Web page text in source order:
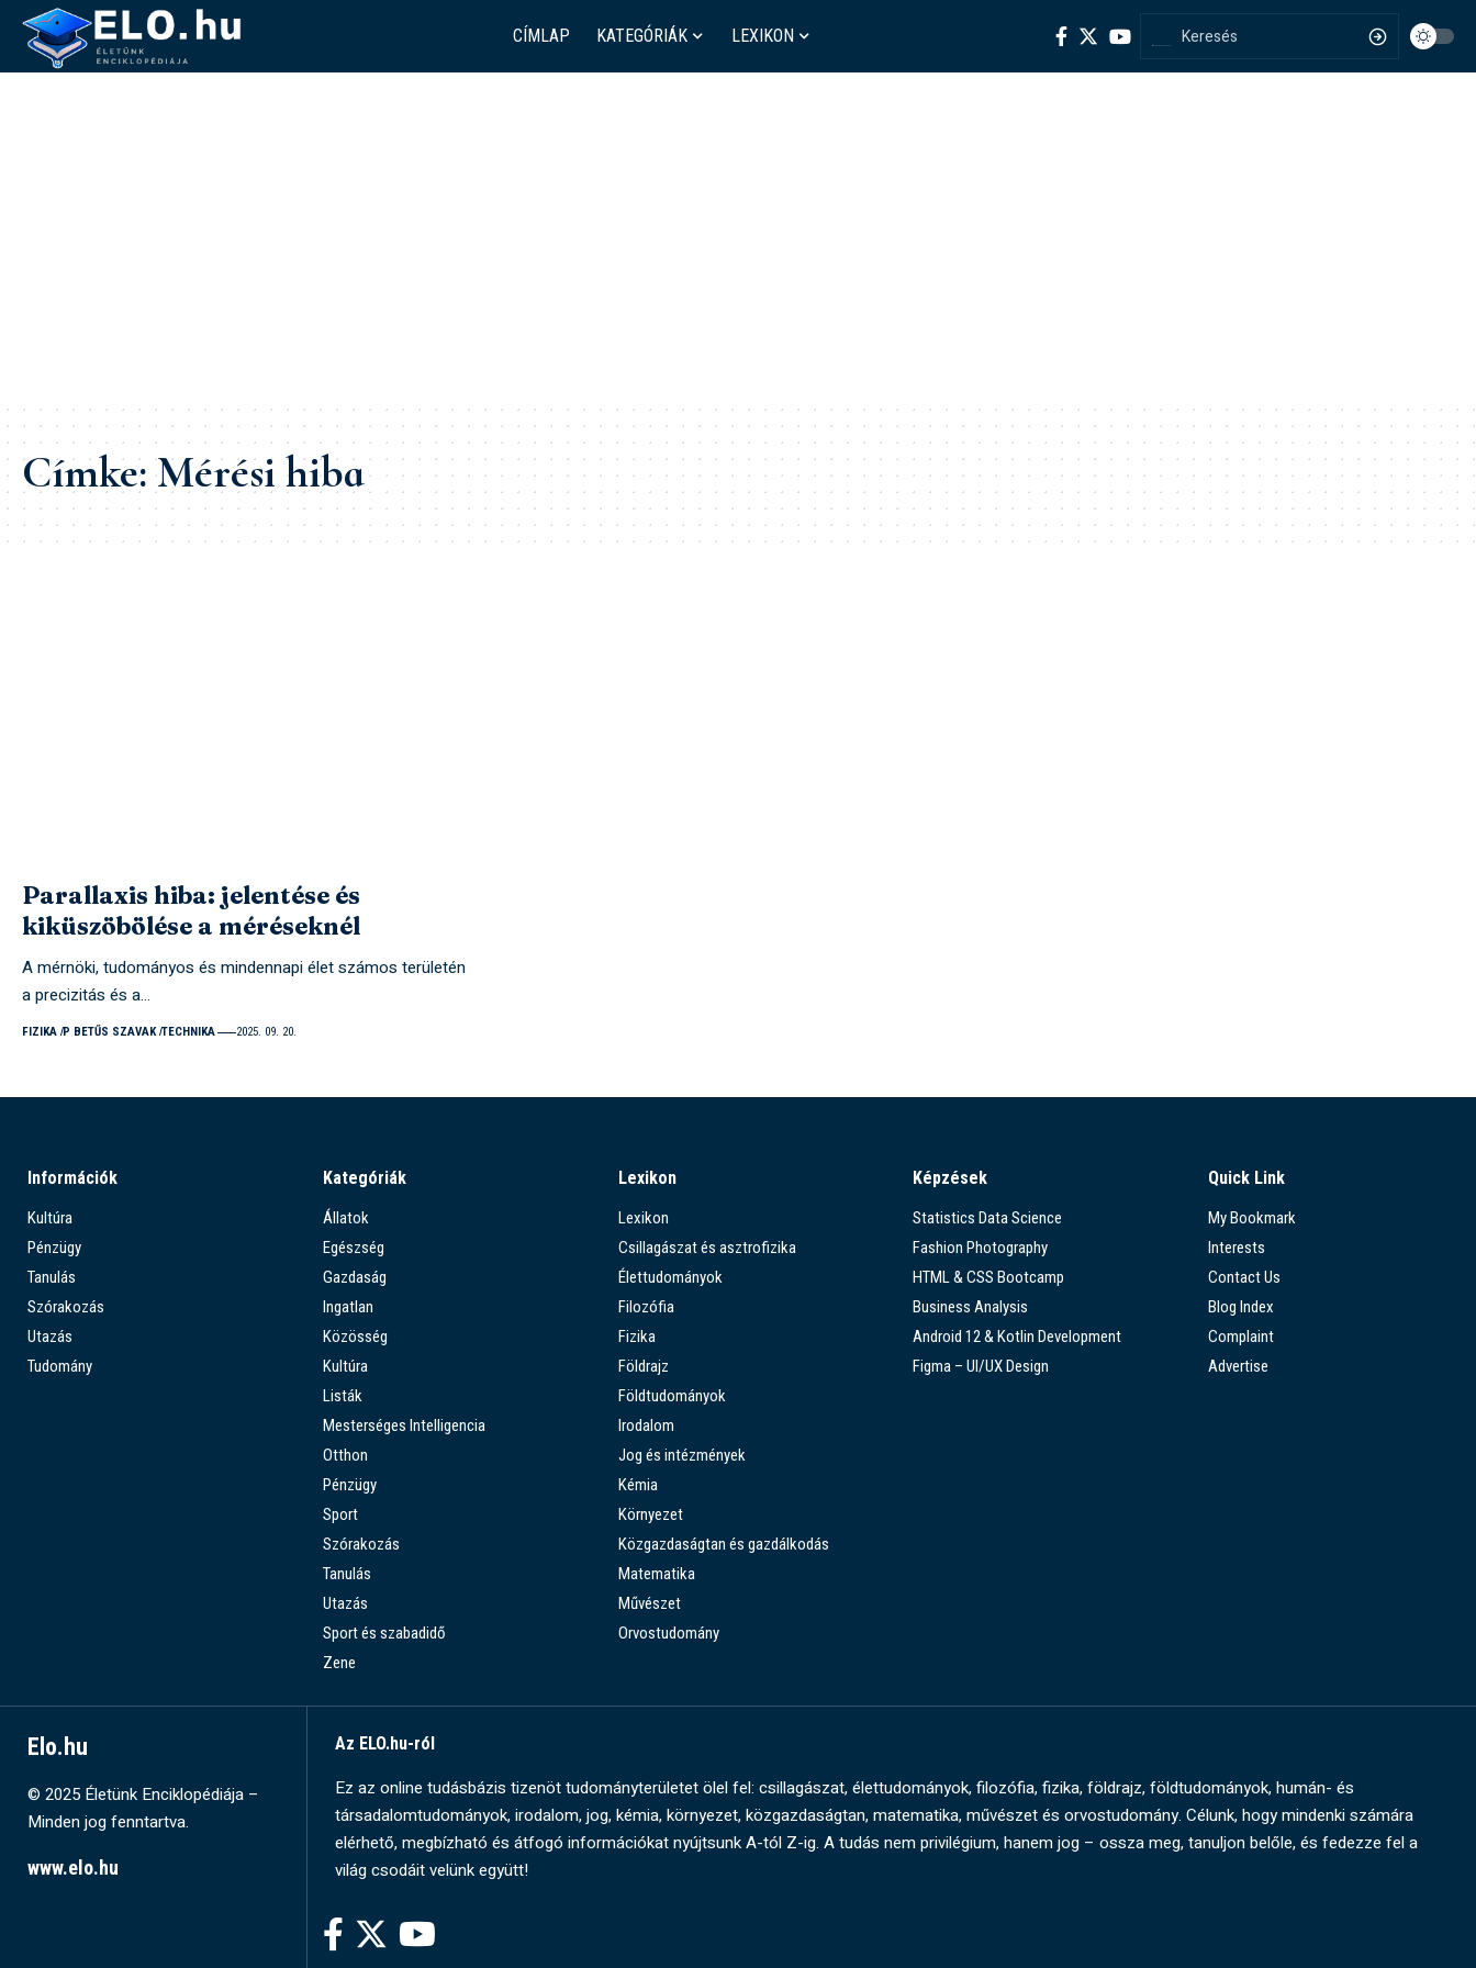
CÍMLAP KATEGÓRIÁK LEXIKON
Címke:Mérési hiba
Parallaxis hiba: jelentése és
kiküszöbölése a méréseknél
A mérnöki, tudományos és mindennapi élet számos területén
a precizitás és a…
FIZIKA P BETŰS SZAVAK TECHNIKA 2025. 09. 20.
Információk
Kultúra
Pénzügy
Tanulás
Szórakozás
Utazás
Tudomány
Kategóriák
Állatok
Egészség
Gazdaság
Ingatlan
Közösség
Kultúra
Listák
Mesterséges Intelligencia
Otthon
Pénzügy
Sport
Szórakozás
Tanulás
Utazás
Sport és szabadidő
Zene
Lexikon
Lexikon
Csillagászat és asztrofizika
Élettudományok
Filozófia
Fizika
Földrajz
Földtudományok
Irodalom
Jog és intézmények
Kémia
Környezet
Közgazdaságtan és gazdálkodás
Matematika
Művészet
Orvostudomány
Képzések
Statistics Data Science
Fashion Photography
HTML & CSS Bootcamp
Business Analysis
Android 12 & Kotlin Development
Figma – UI/UX Design
Quick Link
My Bookmark
Interests
Contact Us
Blog Index
Complaint
Advertise
Elo.hu
© 2025 Életünk Enciklopédiája –
Minden jog fenntartva.
www.elo.hu
Az ELO.hu-ról
Ez az online tudásbázis tizenöt tudományterületet ölel fel: csillagászat, élettudományok, filozófia, fizika, földrajz, földtudományok, humán- és
társadalomtudományok, irodalom, jog, kémia, környezet, közgazdaságtan, matematika, művészet és orvostudomány. Célunk, hogy mindenki számára
elérhető, megbízható és átfogó információkat nyújtsunk A-tól Z-ig. A tudás nem privilégium, hanem jog – ossza meg, tanuljon belőle, és fedezze fel a
világ csodáit velünk együtt!